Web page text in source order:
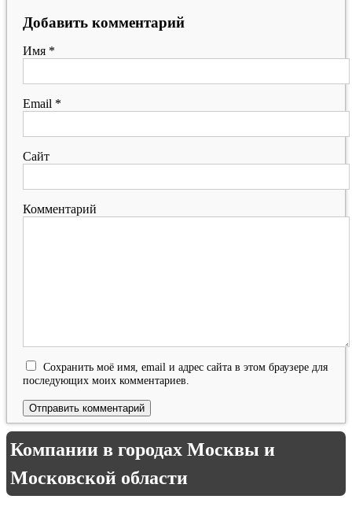
Добавить комментарий
Имя *
Email *
Сайт
Комментарий
Сохранить моё имя, email и адрес сайта в этом браузере для
последующих моих комментариев.
Компании в городах Москвы и
Московской области